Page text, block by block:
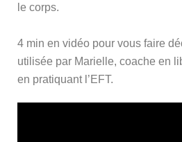
le corps.
4 min en vidéo pour vous faire
utilisée par Marielle, coache en
en pratiquant l’EFT.